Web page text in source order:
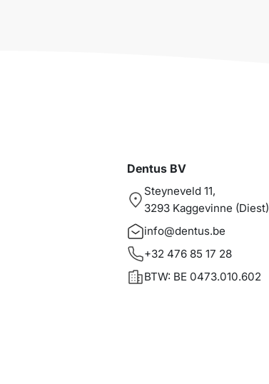
Dentus BV
Steyneveld 11,
3293 Kaggevinne (Diest)
info@dentus.be
+32 476 85 17 28
BTW: BE 0473.010.602